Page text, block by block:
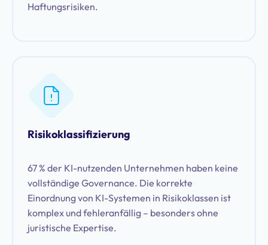
Haftungsrisiken.
Risikoklassifizierung
67 % der KI-nutzenden Unternehmen haben keine
vollständige Governance. Die korrekte
Einordnung von KI-Systemen in Risikoklassen ist
komplex und fehleranfällig – besonders ohne
juristische Expertise.